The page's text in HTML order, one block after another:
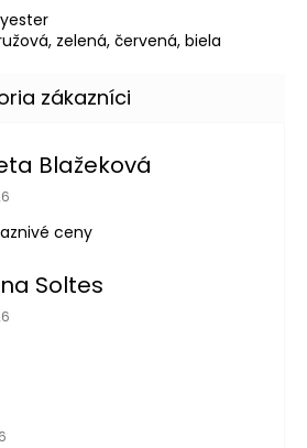
zelená, červená, biela
Blažeková
obchodu je 5 z 5 hviezdičiek.
ceny
Soltes
obchodu je 5 z 5 hviezdičiek.
obchodu je 5 z 5 hviezdičiek.